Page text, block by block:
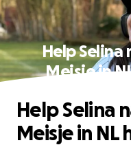
Help Selina
Meisje in
Help Selina
Meisje in NL